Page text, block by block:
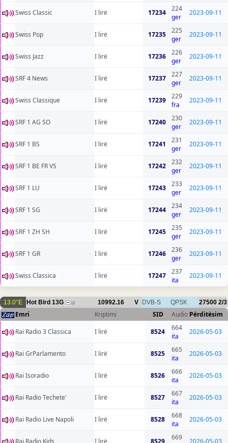
Swiss Classic I lirë 17234
224
ger
2023-09-11
Swiss Pop I lirë 17235
225
ger
2023-09-11
Swiss Jazz I lirë 17236
226
ger
2023-09-11
SRF 4 News I lirë 17237
227
ger
2023-09-11
Swiss Classique I lirë 17239
229
fra
2023-09-11
SRF 1 AG SO I lirë 17240
230
ger
2023-09-11
SRF 1 BS I lirë 17241
231
ger
2023-09-11
SRF 1 BE FR VS I lirë 17242
232
ger
2023-09-11
SRF 1 LU I lirë 17243
233
ger
2023-09-11
SRF 1 SG I lirë 17244
234
ger
2023-09-11
SRF 1 ZH SH I lirë 17245
235
ger
2023-09-11
SRF 1 GR I lirë 17246
236
ger
2023-09-11
Swiss Classica I lirë 17247
237
ita
2023-09-11
13.0°E Hot Bird 13G 12 10992.16 V DVB-S QPSK 27500 2/3
Emri Kriptimi SID Audio Përditësim
Rai Radio 3 Classica
I lirë 8524
664
ita
2026-05-03
Rai GrParlamento I lirë 8525
665
ita
2026-05-03
Rai Isoradio I lirë 8526
666
ita
2026-05-03
Rai Radio Techete' I lirë 8527
667
ita
2026-05-03
Rai Radio Live Napoli I lirë 8528
668
ita
2026-05-03
Rai Radio Kids I lirë 8529
669
2026-05-03